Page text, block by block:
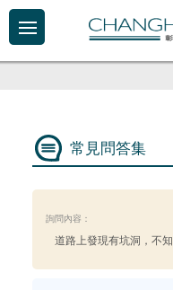
常見問答集
詢問內容：
道路上發現有坑洞，不知